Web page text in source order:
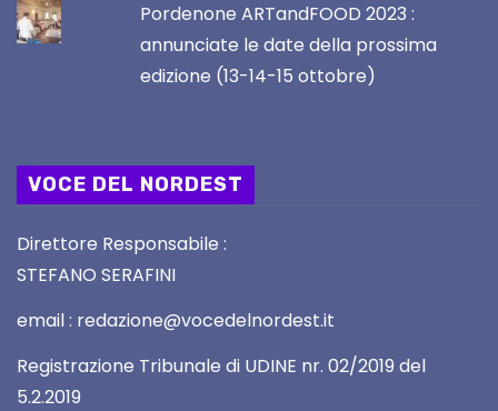
Pordenone ARTandFOOD 2023 :
annunciate le date della prossima
edizione (13-14-15 ottobre)
VOCE DEL NORDEST
Direttore Responsabile :
STEFANO SERAFINI
email : redazione@vocedelnordest.it
Registrazione Tribunale di UDINE nr. 02/2019 del
5.2.2019